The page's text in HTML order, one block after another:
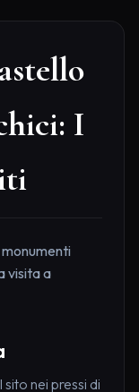
I
visita a
nei pressi di